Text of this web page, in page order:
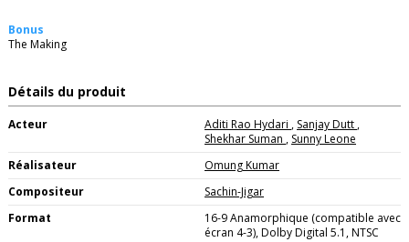
Bonus
The Making
Détails du produit
Acteur Aditi Rao Hydari , Sanjay Dutt ,
Shekhar Suman , Sunny Leone
Réalisateur
Omung Kumar
Compositeur
Sachin-Jigar
Format
16-9 Anamorphique (compatible avec
écran 4-3), Dolby Digital 5.1, NTSC